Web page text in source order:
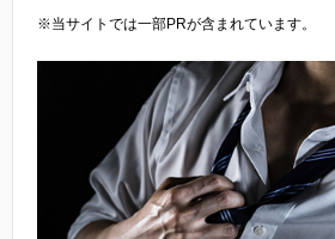
※当サイトでは一部PRが含まれています。